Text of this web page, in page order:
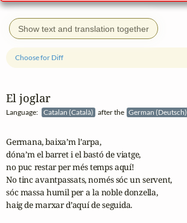
Show text and translation together
El joglar
Language: Catalan (Català) after the German (Deutsch)
Choose for Diff
Germana, baixa’m l’arpa,
dóna’m el barret i el bastó de viatge,
no puc restar per més temps aquí!
No tinc avantpassats, només sóc un servent,
sóc massa humil per a la noble donzella,
haig de marxar d’aquí de seguida.